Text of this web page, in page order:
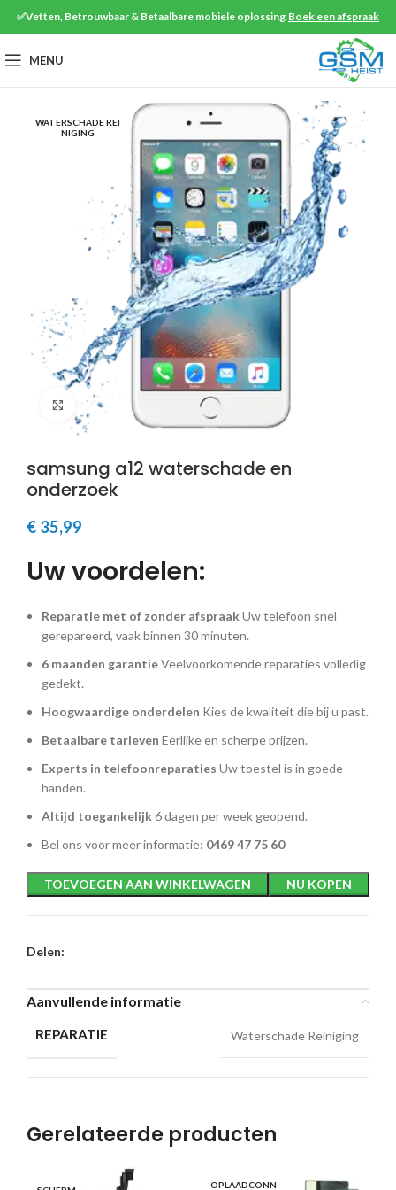
✅Vetten, Betrouwbaar & Betaalbare mobiele oplossing Boek een afspraak
MENU
WATERSCHADE REI
NIGING
Klik om te vergroten
samsung a12 waterschade en
onderzoek
€ 35,99
Uw voordelen:
Reparatie met of zonder afspraakUw telefoon snel
gerepareerd, vaak binnen 30 minuten.
6 maanden garantieVeelvoorkomende reparaties volledig
gedekt.
Hoogwaardige onderdelen Kies de kwaliteit die bij u past.
Betaalbare tarieven Eerlijke en scherpe prijzen.
Experts in telefoonreparaties Uw toestel is in goede
handen.
Altijd toegankelijk6 dagen per week geopend.
Bel ons voor meer informatie: 0469 47 75 60
TOEVOEGEN AAN WINKELWAGEN NU KOPEN
Delen:
Aanvullende informatie
REPARATIE Waterschade Reiniging
Gerelateerde producten
OPLAADCONN